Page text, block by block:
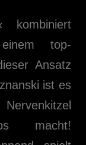
kombiniert
einem top-
Ansatz
ist es
macht!